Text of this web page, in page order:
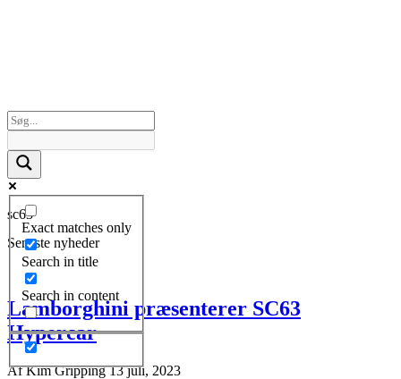
Exact matches only
Search in title
Search in content
sc63
Seneste nyheder
Lamborghini præsenterer SC63
Hypercar
AfKim Gripping13 juli, 2023